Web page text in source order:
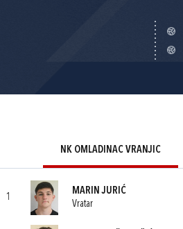
NK OMLADINAC VRANJIC
1
MARIN JURIĆ
Vratar